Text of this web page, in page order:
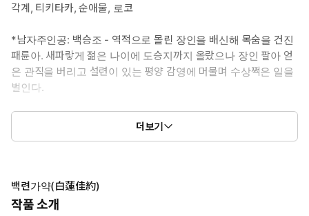
각계, 티키타카, 순애물, 로코
*남자주인공: 백승조 - 역적으로 몰린 장인을 배신해 목숨을 건진
패륜아. 새파랗게 젊은 나이에 도승지까지 올랐으나 장인 팔아 얻
은 관직을 버리고 설련이 있는 평양 감영에 머물며 수상쩍은 일을
벌인다.
*여자주인공: 한설련(낙영) - 양반가의 금지옥엽이었으나 아버지가
역적으로 몰리는 바람에 원수가 지키는 평안 감영에 관기로 갇힌 신
*이럴 때 보세요: 현생이 고달파서 머리 아프지 않고 술술 넘어가는
이야기가 필요할 때.
더보기
백련가약(白蓮佳約)
작품 소개